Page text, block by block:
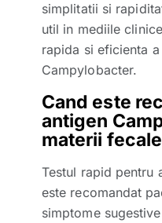
simplitatii si
util in mediile
rapida si eficienta
Campylobacter.
Cand este
antigen
materii
Testul rapid pentru
este recomandat
simptome